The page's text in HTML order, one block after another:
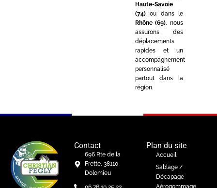
Haute-Savoie
(74)ou dans le
Rhône (69), nous
assurons des
déplacements
rapides et un
accompagnement
personnalisé
partout dans la
région.
Contact
696 Rte de la
Frette, 38110
Dolomieu
Plan du site
Accueil
Sablage /
Décapage